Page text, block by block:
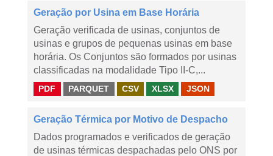
Geração por Usina em Base Horária
Geração verificada de usinas, conjuntos de
usinas e grupos de pequenas usinas em base
horária. Os Conjuntos são formados por usinas
classificadas na modalidade Tipo II-C,...
PDF PARQUET CSV XLSX JSON
Geração Térmica por Motivo de Despacho
Dados programados e verificados de geração
de usinas térmicas despachadas pelo ONS por